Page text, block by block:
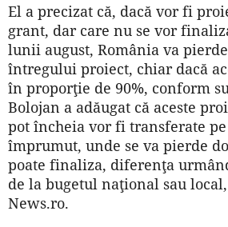
El a precizat că, dacă vor fi
grant, dar care nu se vor
lunii august, România va
întregului proiect, chiar dacă
în proporţie de 90%, conform
Bolojan a adăugat că aceste
pot încheia vor fi transferate
împrumut, unde se va pierde
poate finaliza, diferenţa
de la bugetul naţional sau
News.ro.